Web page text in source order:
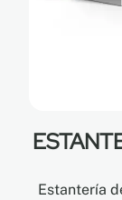
Estantería